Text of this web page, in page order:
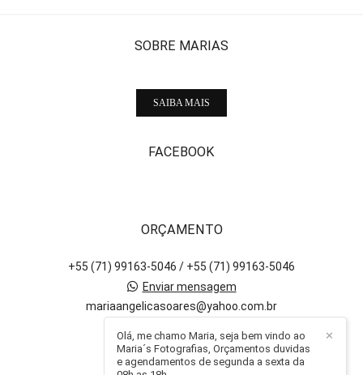
SOBRE MARIAS
SAIBA MAIS
FACEBOOK
ORÇAMENTO
+55 (71) 99163-5046 / +55 (71) 99163-5046
Enviar mensagem
mariaangelicasoares@yahoo.com.br
✕
Olá, me chamo Maria, seja bem vindo ao
Maria´s Fotografias, Orçamentos duvidas
e agendamentos de segunda a sexta da